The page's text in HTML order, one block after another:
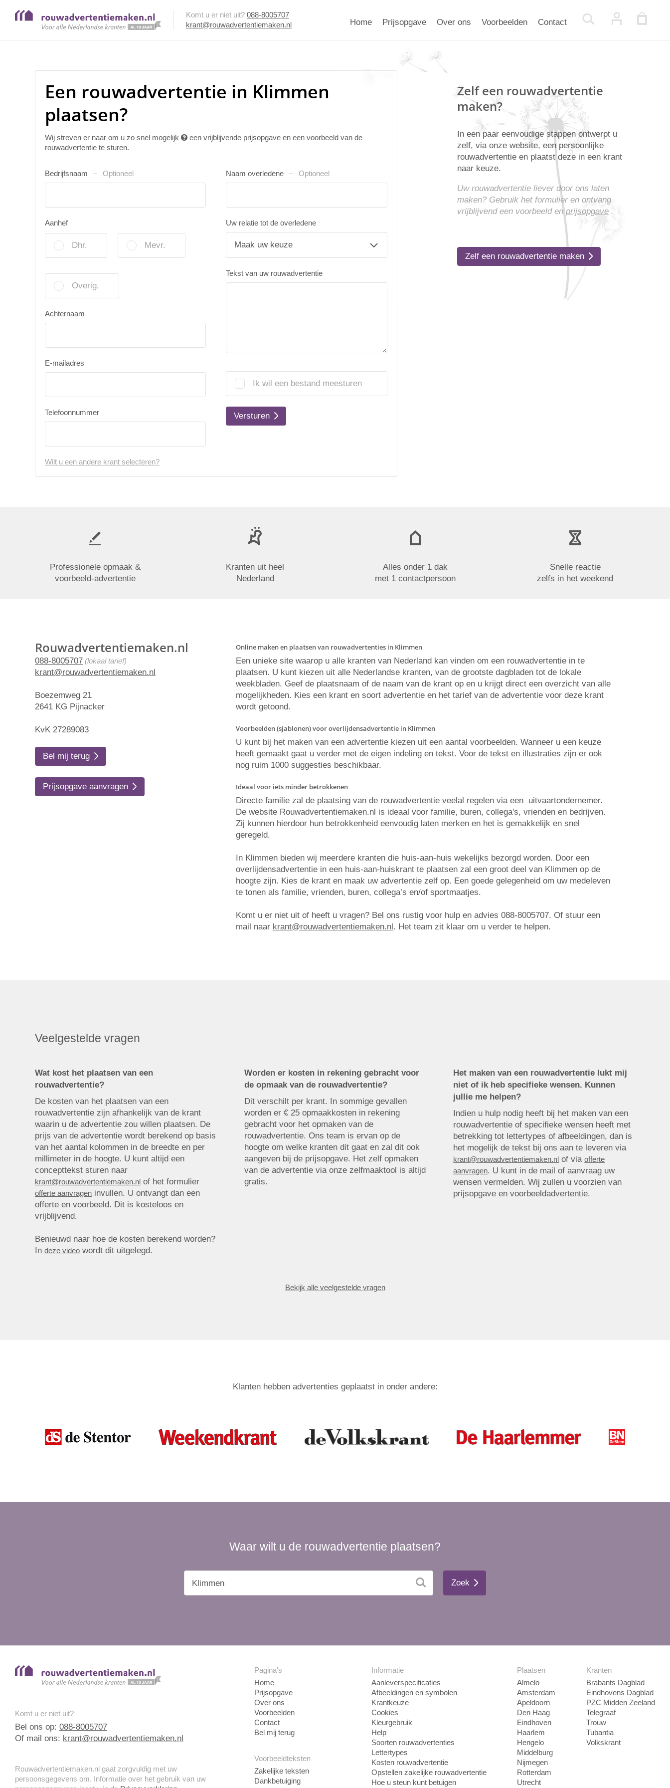
Komt u er niet uit? 088-8005707
krant@rouwadvertentiemaken.nl
Home Prijsopgave Over ons Voorbeelden Contact
Een rouwadvertentie in Klimmen
plaatsen?
Wij streven er naar om u zo snel mogelijk
een vrijblijvende prijsopgave en een voorbeeld van de
rouwadvertentie te sturen.
Bedrijfsnaam Optioneel
Aanhef
Dhr. Mevr.
Overig.
Achternaam
E-mailadres
Telefoonnummer
Naam overledene Optioneel
Uw relatie tot de overledene
Tekst van uw rouwadvertentie
Ik wil een bestand meesturen
Versturen
Wilt u een andere krant selecteren?
Zelf een rouwadvertentie
maken?
In een paar eenvoudige stappen ontwerpt u
zelf, via onze website, een persoonlijke
rouwadvertentie en plaatst deze in een krant
naar keuze.
Uw rouwadvertentie liever door ons laten
maken? Gebruik het formulier en ontvang
vrijblijvend een voorbeeld enprijsopgave.
Zelf een rouwadvertentie maken
Professionele opmaak &
voorbeeld-advertentie
Kranten uit heel
Nederland
Alles onder 1 dak
met 1 contactpersoon
Snelle reactie
zelfs in het weekend
Rouwadvertentiemaken.nl
088-8005707 (lokaal tarief)
krant@rouwadvertentiemaken.nl
Boezemweg 21
2641 KG Pijnacker
KvK 27289083
Bel mij terug
Prijsopgave aanvragen
Online maken en plaatsen van rouwadvertenties in Klimmen
Een unieke site waarop u alle kranten van Nederland kan vinden om een rouwadvertentie in te
plaatsen. U kunt kiezen uit alle Nederlandse kranten, van de grootste dagbladen tot de lokale
weekbladen. Geef de plaatsnaam of de naam van de krant op en u krijgt direct een overzicht van alle
mogelijkheden. Kies een krant en soort advertentie en het tarief van de advertentie voor deze krant
wordt getoond.
Voorbeelden (sjablonen) voor overlijdensadvertentie in Klimmen
U kunt bij het maken van een advertentie kiezen uit een aantal voorbeelden. Wanneer u een keuze
heeft gemaakt gaat u verder met de eigen indeling en tekst. Voor de tekst en illustraties zijn er ook
nog ruim 1000 suggesties beschikbaar.
Ideaal voor iets minder betrokkenen
Directe familie zal de plaatsing van de rouwadvertentie veelal regelen via een uitvaartondernemer.
De website Rouwadvertentiemaken.nl is ideaal voor familie, buren, collega's, vrienden en bedrijven.
Zij kunnen hierdoor hun betrokkenheid eenvoudig laten merken en het is gemakkelijk en snel
geregeld.
In Klimmen bieden wij meerdere kranten die huis-aan-huis wekelijks bezorgd worden. Door een
overlijdensadvertentie in een huis-aan-huiskrant te plaatsen zal een groot deel van Klimmen op de
hoogte zijn. Kies de krant en maak uw advertentie zelf op. Een goede gelegenheid om uw medeleven
te tonen als familie, vrienden, buren, collega’s en/of sportmaatjes.
Komt u er niet uit of heeft u vragen? Bel ons rustig voor hulp en advies 088-8005707. Of stuur een
mail naar krant@rouwadvertentiemaken.nl. Het team zit klaar om u verder te helpen.
Veelgestelde vragen
Wat kost het plaatsen van een
rouwadvertentie?
De kosten van het plaatsen van een
rouwadvertentie zijn afhankelijk van de krant
waarin u de advertentie zou willen plaatsen. De
prijs van de advertentie wordt berekend op basis
van het aantal kolommen in de breedte en per
millimeter in de hoogte. U kunt altijd een
concepttekst sturen naar
krant@rouwadvertentiemaken.nl of het formulier
offerte aanvragen invullen. U ontvangt dan een
offerte en voorbeeld. Dit is kosteloos en
vrijblijvend.
Benieuwd naar hoe de kosten berekend worden?
In deze video wordt dit uitgelegd.
Worden er kosten in rekening gebracht voor
de opmaak van de rouwadvertentie?
Dit verschilt per krant. In sommige gevallen
worden er € 25 opmaakkosten in rekening
gebracht voor het opmaken van de
rouwadvertentie. Ons team is ervan op de
hoogte om welke kranten dit gaat en zal dit ook
aangeven bij de prijsopgave. Het zelf opmaken
van de advertentie via onze zelfmaaktool is altijd
gratis.
Het maken van een rouwadvertentie lukt mij
niet of ik heb specifieke wensen. Kunnen
jullie me helpen?
Indien u hulp nodig heeft bij het maken van een
rouwadvertentie of specifieke wensen heeft met
betrekking tot lettertypes of afbeeldingen, dan is
het mogelijk de tekst bij ons aan te leveren via
krant@rouwadvertentiemaken.nl of viaofferte
aanvragen. U kunt in de mail of aanvraag uw
wensen vermelden. Wij zullen u voorzien van
prijsopgave en voorbeeldadvertentie.
Bekijk alle veelgestelde vragen
Klanten hebben advertenties geplaatst in onder andere:
Waar wilt u de rouwadvertentie plaatsen?
Zoek
Komt u er niet uit?
Bel ons op: 088-8005707
Of mail ons: krant@rouwadvertentiemaken.nl
Rouwadvertentiemaken.nl gaat zorgvuldig met uw
persoonsgegevens om. Informatie over het gebruik van uw
Pagina's
Home
Prijsopgave
Over ons
Voorbeelden
Contact
Bel mij terug
Voorbeeldteksten
Zakelijke teksten
Dankbetuiging
Informatie
Aanleverspecificaties
Afbeeldingen en symbolen
Krantkeuze
Cookies
Kleurgebruik
Help
Soorten rouwadvertenties
Lettertypes
Kosten rouwadvertentie
Opstellen zakelijke rouwadvertentie
Hoe u steun kunt betuigen
Plaatsen
Almelo
Amsterdam
Apeldoorn
Den Haag
Eindhoven
Haarlem
Hengelo
Middelburg
Nijmegen
Rotterdam
Utrecht
Kranten
Brabants Dagblad
Eindhovens Dagblad
PZC Midden Zeeland
Telegraaf
Trouw
Tubantia
Volkskrant